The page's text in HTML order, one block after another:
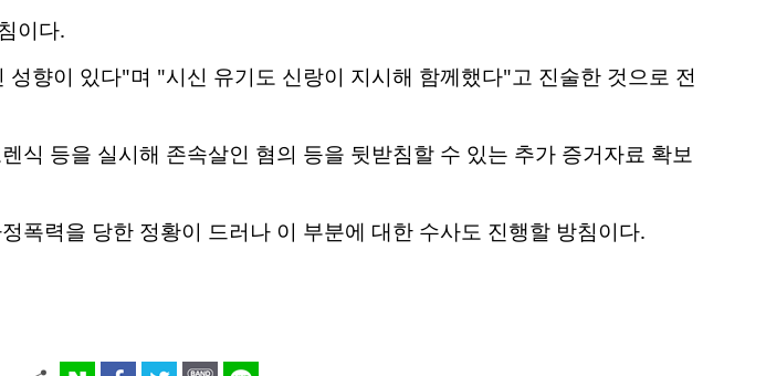
이다.
향이 있다"며 "시신 유기도 신랑이 지시해 함께했다"고 진술한 것으로 전
식 등을 실시해 존속살인 혐의 등을 뒷받침할 수 있는 추가 증거자료 확보
폭력을 당한 정황이 드러나 이 부분에 대한 수사도 진행할 방침이다.